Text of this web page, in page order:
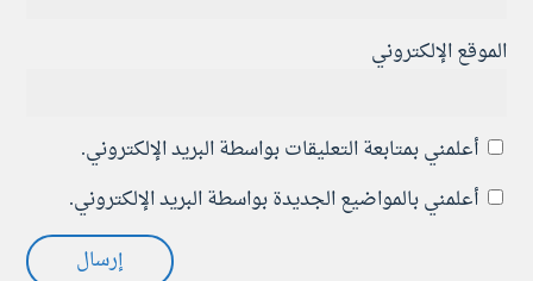
الموقع الإلكتروني
أعلمني بمتابعة التعليقات بواسطة البريد الإلكتروني.
أعلمني بالمواضيع الجديدة بواسطة البريد الإلكتروني.